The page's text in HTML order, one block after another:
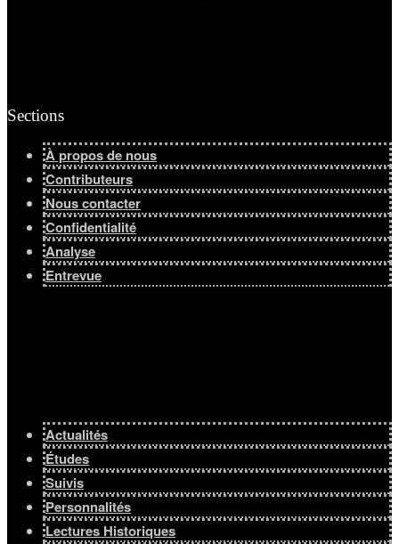
Sections
À propos de nous
Contributeurs
Nous contacter
Confidentialité
Analyse
Entrevue
Actualités
Études
Suivis
Personnalités
Lectures Historiques